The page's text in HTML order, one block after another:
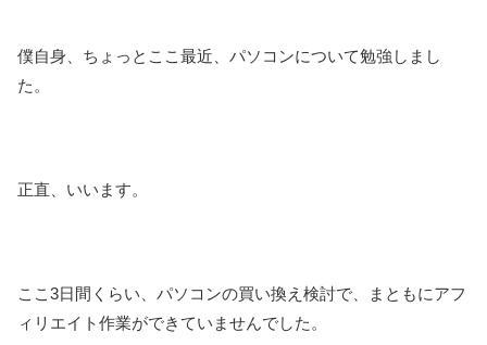
僕自身、ちょっとここ最近、パソコンについて勉強しまし
た。
正直、いいます。
ここ3日間くらい、パソコンの買い換え検討で、まともにアフ
ィリエイト作業ができていませんでした。